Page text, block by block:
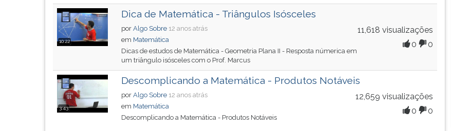
10:22
Dica de Matemática - Triângulos Isósceles
11,618 visualizações
0
0
por Algo Sobre 12 anos atrás
em Matemática
Dicas de estudos de Matemática - Geometria Plana II - Resposta númerica em
um triângulo isósceles com o Prof. Marcus
3:43
Descomplicando a Matemática - Produtos Notáveis
12,659 visualizações
0
0
por Algo Sobre 12 anos atrás
em Matemática
Descomplicando a Matemática - Produtos Notáveis